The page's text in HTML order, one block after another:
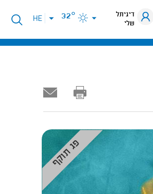
דיגיתל
שלי
32°
פתיחת
תפריט
HE
פג תוקף